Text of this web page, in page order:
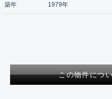
築年 1979年
この物件につ